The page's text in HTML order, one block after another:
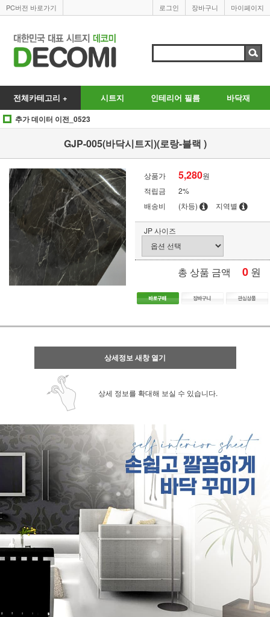
PC버전 바로가기 마이페이지
장바구니
로그인
전체카테고리 + 시트지 인테리어 필름 바닥재
추가 데이터 이전_0523
GJP-005(바닥시트지)(로랑-블랙 )
상품가 5,280원
적립금
2%
배송비
(차등) 지역별
JP 사이즈
총 상품 금액 0 원
상세정보 새창 열기
상세 정보를 확대해 보실 수 있습니다.